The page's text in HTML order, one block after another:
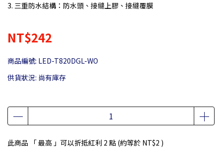
3. 三重防水結構：防水頭、接縫上膠、接縫覆膜
NT$242
商品編號: LED-T820DGL-WO
供貨狀況: 尚有庫存
此商品 「 最高 」可以折抵紅利 2 點 (約等於 NT$2 )